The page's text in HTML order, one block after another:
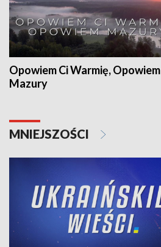
Opowiem Ci Warmię, Opowiem
Mazury
MNIEJSZOŚCI